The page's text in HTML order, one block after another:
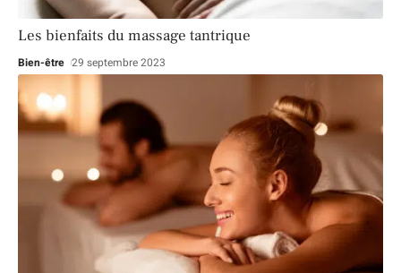
Les bienfaits du massage tantrique
Bien-être 29 septembre 2023